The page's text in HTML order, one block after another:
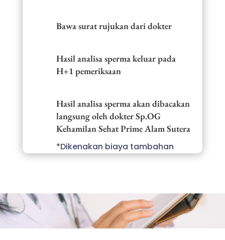
Bawa surat rujukan dari dokter
Hasil analisa sperma keluar pada
H+1 pemeriksaan
Hasil analisa sperma akan dibacakan
langsung oleh dokter Sp.OG
Kehamilan Sehat Prime Alam Sutera
*Dikenakan biaya tambahan